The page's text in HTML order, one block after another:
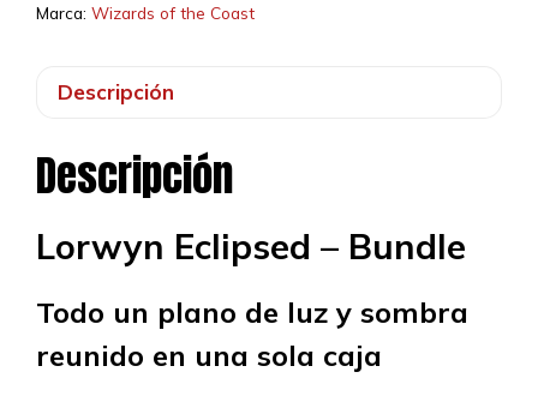
Marca: Wizards of the Coast
Descripción
Descripción
Lorwyn Eclipsed – Bundle
Todo un plano de luz y sombra
reunido en una sola caja